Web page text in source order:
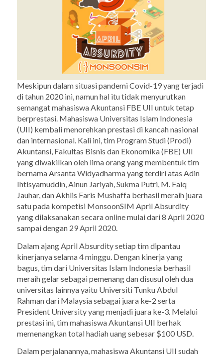
Meskipun dalam situasi pandemi Covid-19 yang terjadi
di tahun 2020 ini, namun hal itu tidak menyurutkan
semangat mahasiswa Akuntansi FBE UII untuk tetap
berprestasi. Mahasiswa Universitas Islam Indonesia
(UII) kembali menorehkan prestasi di kancah nasional
dan internasional. Kali ini, tim Program Studi (Prodi)
Akuntansi, Fakultas Bisnis dan Ekonomika (FBE) UII
yang diwakilkan oleh lima orang yang membentuk tim
bernama Arsanta Widyadharma yang terdiri atas Adin
Ihtisyamuddin, Ainun Jariyah, Sukma Putri, M. Faiq
Jauhar, dan Akhlis Faris Mushaffa berhasil meraih juara
satu pada kompetisi MonsoonSIM April Absurdity
yang dilaksanakan secara online mulai dari 8 April 2020
sampai dengan 29 April 2020.
Dalam ajang April Absurdity setiap tim dipantau
kinerjanya selama 4 minggu. Dengan kinerja yang
bagus, tim dari Universitas Islam Indonesia berhasil
meraih gelar sebagai pemenang dan disusul oleh dua
universitas lainnya yaitu Universiti Tunku Abdul
Rahman dari Malaysia sebagai juara ke-2 serta
President University yang menjadi juara ke-3. Melalui
prestasi ini, tim mahasiswa Akuntansi UII berhak
memenangkan total hadiah uang sebesar $100 USD.
Dalam perjalanannya, mahasiswa Akuntansi UII sudah